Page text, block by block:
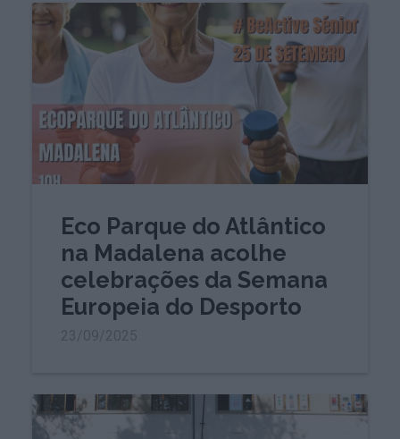
Eco Parque do Atlântico
na Madalena acolhe
celebrações da Semana
Europeia do Desporto